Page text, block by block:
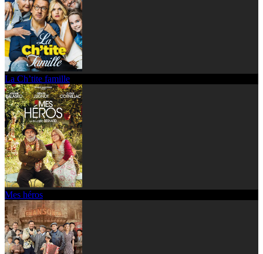
La Ch’tite famille
Mes héros